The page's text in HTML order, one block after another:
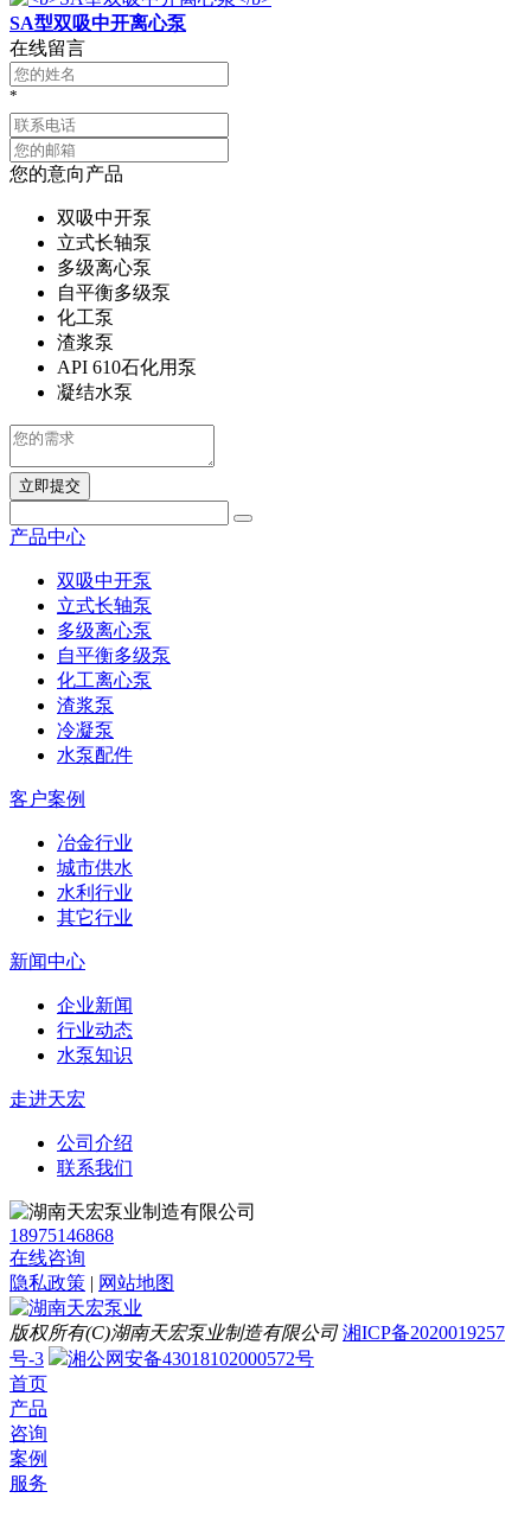
SA型双吸中开离心泵
在线留言
*
您的意向产品
双吸中开泵
立式长轴泵
多级离心泵
自平衡多级泵
化工泵
渣浆泵
API 610石化用泵
凝结水泵
立即提交
产品中心
双吸中开泵
立式长轴泵
多级离心泵
自平衡多级泵
化工离心泵
渣浆泵
冷凝泵
水泵配件
客户案例
冶金行业
城市供水
水利行业
其它行业
新闻中心
企业新闻
行业动态
水泵知识
走进天宏
公司介绍
联系我们
18975146868
在线咨询
隐私政策 | 网站地图
版权所有(C)湖南天宏泵业制造有限公司 湘ICP备2020019257
号-3
湘公网安备43018102000572号
首页
产品
咨询
案例
服务